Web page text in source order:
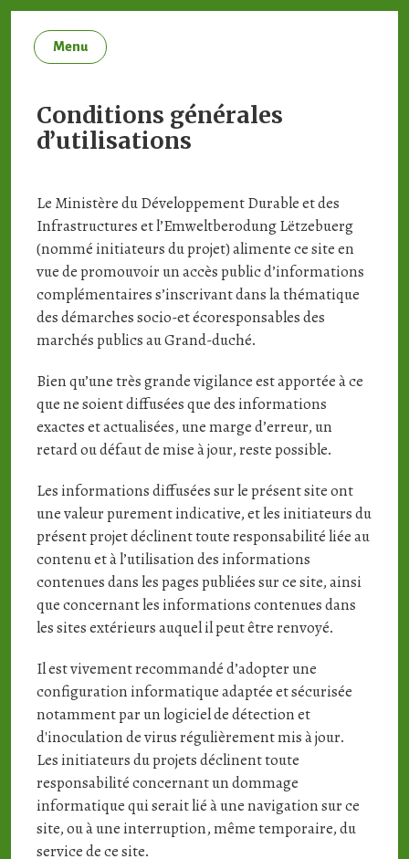
Menu
Conditions générales
d’utilisations
Le Ministère du Développement Durable et des
Infrastructures et l’Emweltberodung Lëtzebuerg
(nommé initiateurs du projet) alimente ce site en
vue de promouvoirun accès public d’informations
complémentaires s’inscrivant dans la thématique
des démarches socio-et écoresponsables des
marchés publics au Grand-duché.
Bien qu’une très grande vigilance est apportée à ce
que ne soient diffusées que des informations
exactes et actualisées, une marge d’erreur, un
retard ou défaut de mise à jour, reste possible.
Les informations diffusées sur le présent site ont
une valeur purement indicative, et les initiateurs du
présent projet déclinent toute responsabilité liée au
contenu et à l’utilisation des informations
contenues dans les pages publiées sur ce site, ainsi
que concernant les informations contenues dans
les sites extérieurs auquel il peut être renvoyé.
Il est vivement recommandé d’adopter une
configuration informatique adaptée et sécurisée
notamment par un logiciel de détection et
d'inoculation de virus régulièrement mis à jour.
Les initiateurs du projets déclinent toute
responsabilité concernant un dommage
informatique qui serait lié à une navigation sur ce
site, ou à une interruption, même temporaire, du
service de ce site.